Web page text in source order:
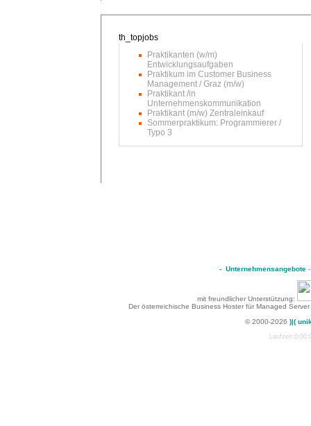
Praktikanten (w/m)
Entwicklungsaufgaben
Praktikum im Customer Business
Management / Graz (m/w)
Praktikant /in
Unternehmenskommunikation
Praktikant (m/w) Zentraleinkauf
Sommerpraktikum: Programmierer /
Typo 3
- Unternehmensangebote
mit freundlicher Unterstützung:
Der österreichische Business Hoster für Managed
© 2000-2026 )|(